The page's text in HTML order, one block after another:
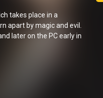
takes place in a
apart by magic and evil.
later on the PC early in